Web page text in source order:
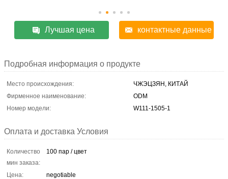
Лучшая цена контактные данные
Подробная информация о продукте
Место происхождения:
ЧЖЭЦЗЯН, КИТАЙ
Фирменное наименование:
ODM
Номер модели:
W111-1505-1
Оплата и доставка Условия
Количество
мин заказа:
100 пар / цвет
Цена:
negotiable